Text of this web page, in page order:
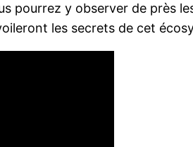
pourrez y observer de près
les secrets de cet